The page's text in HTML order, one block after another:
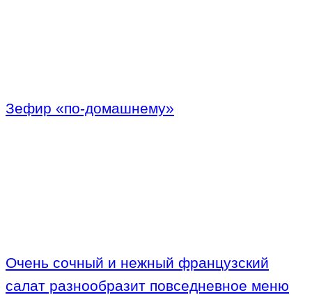
Зефир «по-домашнему»
Очень сочный и нежный французский
салат разнообразит повседневное меню